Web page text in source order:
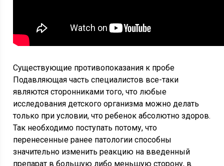
Существующие противопоказания к пробе
Подавляющая часть специалистов все-таки
являются сторонниками того, что любые
исследования детского организма можно делать
только при условии, что ребенок абсолютно здоров.
Так необходимо поступать потому, что
перенесенные ранее патологии способны
значительно изменить реакцию на введенный
препарат в большую либо меньшую сторону, в